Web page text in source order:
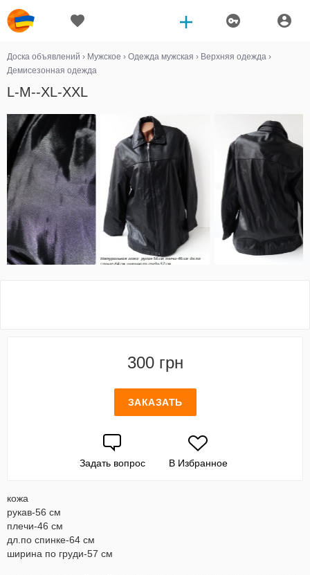
Доска объявлений › Мужское › Одежда мужская › Верхняя одежда ›
Демисезонная одежда
L-M--XL-XXL
300 грн
ЗАКАЗАТЬ
Задать вопрос В Избранное
кожа
рукав-56 см
плечи-46 см
дл.по спинке-64 см
ширина по груди-57 см